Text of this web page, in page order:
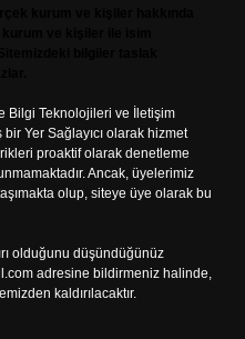
Bilgi Teknolojileri ve İletişim
Yer Sağlayıcı olarak hizmet
proaktif olarak denetleme
Ancak, üyelerimiz
olup, siteye üye olarak bu
olduğunu düşündüğünüz
adresine bildirmeniz halinde,
kaldırılacaktır.